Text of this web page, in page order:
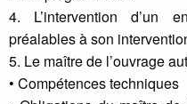
4. L’intervention d’un
préalables à son
5. Le maître de l’ouvrage
• Compétences techniques